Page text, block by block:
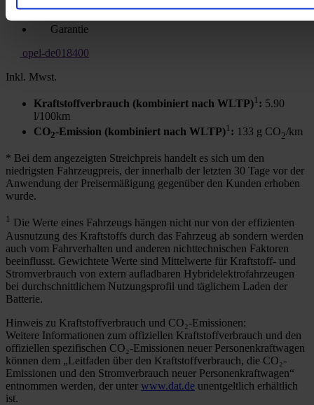
Garantie
opel-de018400
Inkl. Mwst.
Kraftstoffverbrauch (kombiniert nach WLTP)1 : 5.90
l/100km
CO2-Emission (kombiniert nach WLTP)1 : 133 g CO2/km
* Bei dem angezeigten Streichpreis handelt es sich um den
niedrigsten Fahrzeugpreis, der innerhalb der letzten 30 Tage vor der
Anwendung der Preisermäßigung gegenüber den Kunden erhoben
wurde.
1 Die Werte eines Fahrzeugs hängen nicht nur von der effizienten
Ausnutzung des Kraftstoffs durch das Fahrzeug ab sondern werden
auch vom Fahrverhalten und anderen nichttechnischen Faktoren
beeinflusst. Gewichtete Werte sind Mittelwerte für Kraftstoff- und
Stromverbrauch von extern aufladbaren Hybridelektrofahrzeugen
bei durchschnittlichem Nutzungsprofil und täglichem Laden der
Batterie.
Hinweis zu Kraftstoffverbrauch und CO₂-Emissionen:
Weitere Informationen zum offiziellen Kraftstoffverbrauch und den
offiziellen spezifischen CO₂-Emissionen neuer Personenkraftwagen
können dem „Leitfaden über den Kraftstoffverbrauch, die CO₂-
Emissionen und den Stromverbrauch neuer Personenkraftwagen“
entnommen werden, der unter www.dat.de unentgeltlich erhältlich
ist.